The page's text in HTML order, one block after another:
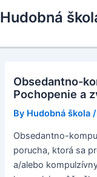
to
Hudobná
Obsedantno-
Pochopenie a
By Hudobná škola /
Obsedantno-
porucha, ktorá sa
a/alebo